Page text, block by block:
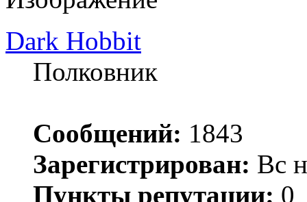
Dark Hobbit
Полковник
Сообщений: 1843
Зарегистрирован: Вс
Пункты репутации: 0